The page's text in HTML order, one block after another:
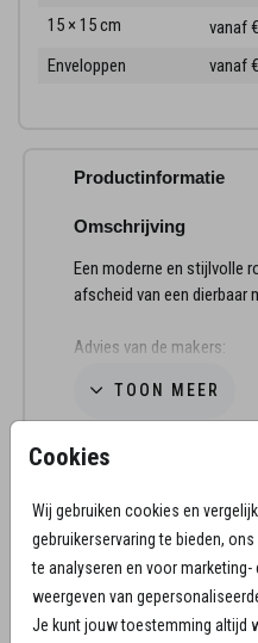
Cookies
Wij gebruiken cookies en
gebruikerservaring te bieden,
te analyseren en voor
weergeven van
Je kunt jouw toestemming altijd
15 × 15 cm
vanaf
Enveloppen
vanaf
Productinformatie
Omschrijving
Een moderne en stijlvolle
afscheid van een dierbaar
Advies van de makers:
match bij dit ontwerp.
• Envelopkleur lichtgrijs is
Neem contact met ons
TOON MEER